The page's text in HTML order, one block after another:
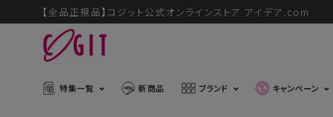
【全品正規品】コジット公式オンラインストア アイデア.com
特集一覧 新商品 ブランド キャンペーン